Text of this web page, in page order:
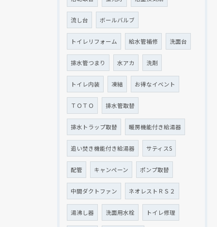
流し台 ボールバルブ
トイレリフォーム 給水管補修 洗面台
排水管つまり 水アカ 洗剤
トイレ内装 凍結 お得なイベント
ＴＯＴＯ 排水管取替
排水トラップ取替 暖房機能付き給湯器
追い焚き機能付き給湯器 サティスS
配管 キャンペーン ポンプ取替
中間ダクトファン ネオレストＲＳ２
湯沸し器 洗面用水栓 トイレ修理